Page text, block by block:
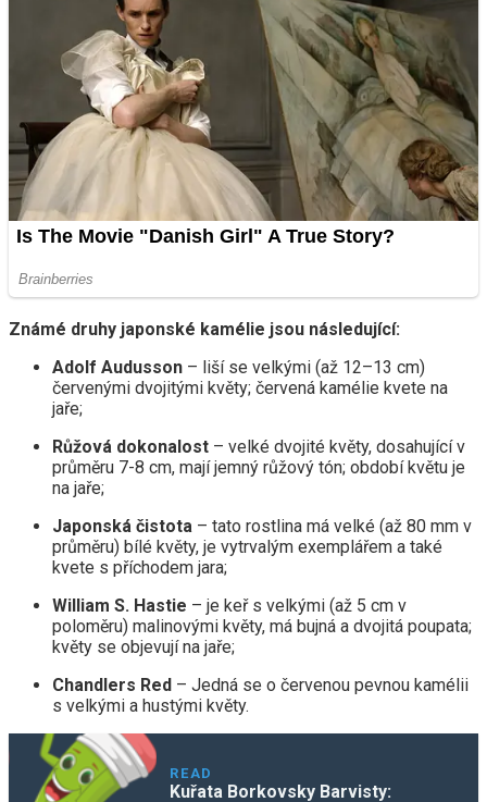
Známé druhy japonské kamélie jsou následující:
Adolf Audusson – liší se velkými (až 12–13 cm)
červenými dvojitými květy; červená kamélie kvete na
jaře;
Růžová dokonalost – velké dvojité květy, dosahující v
průměru 7-8 cm, mají jemný růžový tón; období květu je
na jaře;
Japonská čistota – tato rostlina má velké (až 80 mm v
průměru) bílé květy, je vytrvalým exemplářem a také
kvete s příchodem jara;
William S. Hastie – je keř s velkými (až 5 cm v
poloměru) malinovými květy, má bujná a dvojitá poupata;
květy se objevují na jaře;
Chandlers Red – Jedná se o červenou pevnou kamélii
s velkými a hustými květy.
READ
Kuřata Borkovsky Barvisty: